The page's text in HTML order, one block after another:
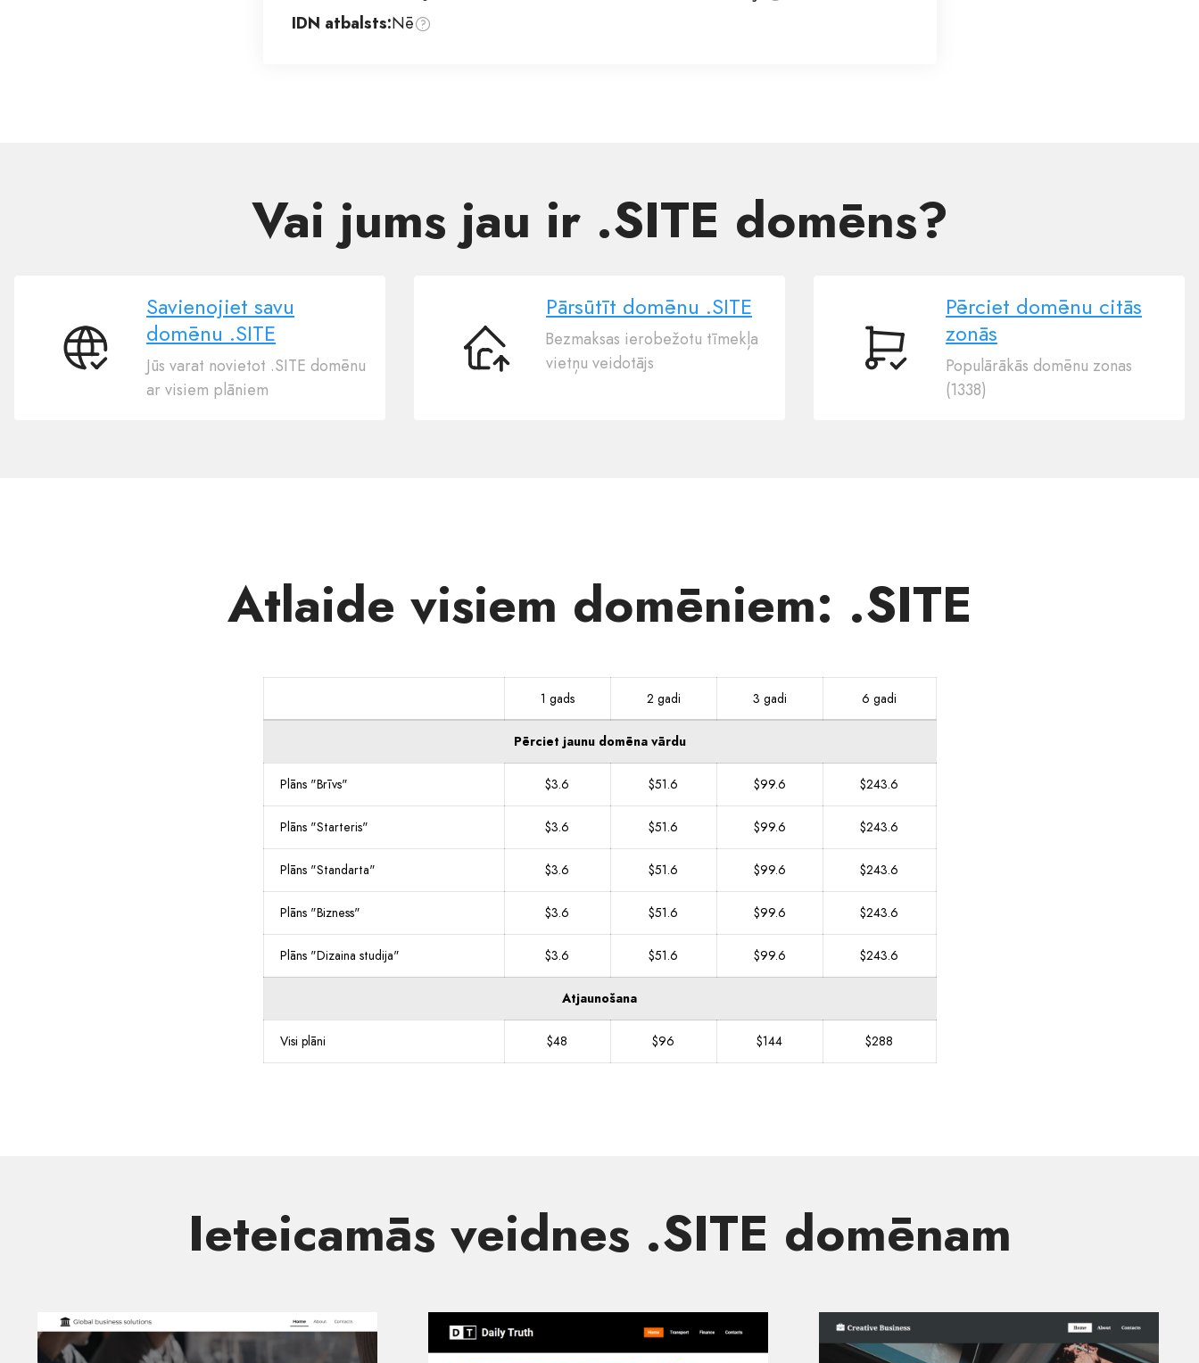
IDN atbalsts:Nē
Vai jums jau ir .SITE domēns?
Savienojiet
Savienojiet savu
domēnu .SITE
Jūs varat novietot .SITE domēnu
ar visiem plāniem
Pārsūtīt
Pārsūtīt domēnu .SITE
Bezmaksas ierobežotu tīmekļa
vietņu veidotājs
Pērciet
Pērciet domēnu citās
zonās
Populārākās domēnu zonas
(1338)
Atlaide visiem domēniem: .SITE
1 gads 2 gadi 3 gadi 6 gadi
Pērciet jaunu domēna vārdu
Plāns "Brīvs" $3.6 $51.6 $99.6 $243.6
Plāns "Starteris" $3.6 $51.6 $99.6 $243.6
Plāns "Standarta" $3.6 $51.6 $99.6 $243.6
Plāns "Bizness" $3.6 $51.6 $99.6 $243.6
Plāns "Dizaina studija" $3.6 $51.6 $99.6 $243.6
Atjaunošana
Visi plāni $48 $96 $144 $288
Ieteicamās veidnes .SITE domēnam